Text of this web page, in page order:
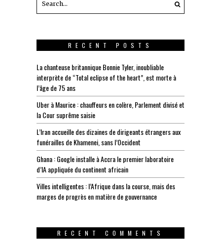
RECENT POSTS
La chanteuse britannique Bonnie Tyler, inoubliable
interprète de “Total eclipse of the heart”, est morte à
l’âge de 75 ans
Uber à Maurice : chauffeurs en colère, Parlement divisé et
la Cour suprême saisie
L’Iran accueille des dizaines de dirigeants étrangers aux
funérailles de Khamenei, sans l’Occident
Ghana : Google installe à Accra le premier laboratoire
d’IA appliquée du continent africain
Villes intelligentes : l’Afrique dans la course, mais des
marges de progrès en matière de gouvernance
RECENT COMMENTS